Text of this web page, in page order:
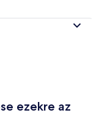
ezekre az